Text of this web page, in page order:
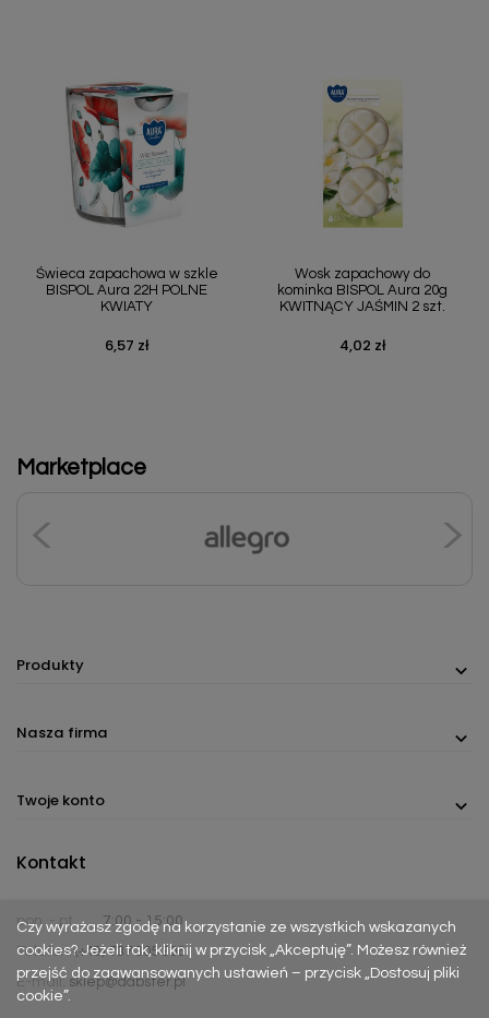
Świeca zapachowa w szkle
BISPOL Aura 22H POLNE
KWIATY
Cena
6,57 zł
Wosk zapachowy do
kominka BISPOL Aura 20g
KWITNĄCY JAŚMIN 2 szt.
Cena
4,02 zł
Marketplace
Produkty
Nasza firma
Twoje konto
Czy wyrażasz zgodę na korzystanie ze wszystkich wskazanych
cookies? Jeżeli tak, kliknij w przycisk „Akceptuję”. Możesz również
przejść do zaawansowanych ustawień – przycisk „Dostosuj pliki
cookie”.
Kontakt
pon. - pt.
7:00 - 15:00
Telefon:(+48) 737 305 306
E-mail: sklep@dabster.pl